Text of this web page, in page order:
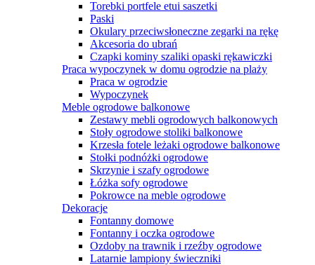
Torebki portfele etui saszetki
Paski
Okulary przeciwsłoneczne zegarki na rękę
Akcesoria do ubrań
Czapki kominy szaliki opaski rękawiczki
Praca wypoczynek w domu ogrodzie na plaży
Praca w ogrodzie
Wypoczynek
Meble ogrodowe balkonowe
Zestawy mebli ogrodowych balkonowych
Stoły ogrodowe stoliki balkonowe
Krzesła fotele leżaki ogrodowe balkonowe
Stołki podnóżki ogrodowe
Skrzynie i szafy ogrodowe
Łóżka sofy ogrodowe
Pokrowce na meble ogrodowe
Dekoracje
Fontanny domowe
Fontanny i oczka ogrodowe
Ozdoby na trawnik i rzeźby ogrodowe
Latarnie lampiony świeczniki